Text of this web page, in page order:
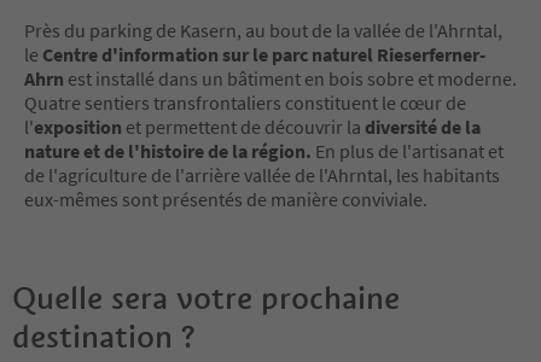
Près du parking de Kasern, au bout de la vallée de l'Ahrntal,
le Centre d'information sur le parc naturel Rieserferner-
Ahrn est installé dans un bâtiment en bois sobre et moderne.
Quatre sentiers transfrontaliers constituent le cœur de
l'exposition et permettent de découvrir la diversité de la
nature et de l'histoire de la région. En plus de l'artisanat et
de l'agriculture de l'arrière vallée de l'Ahrntal, les habitants
eux-mêmes sont présentés de manière conviviale.
Quelle sera votre prochaine
destination ?